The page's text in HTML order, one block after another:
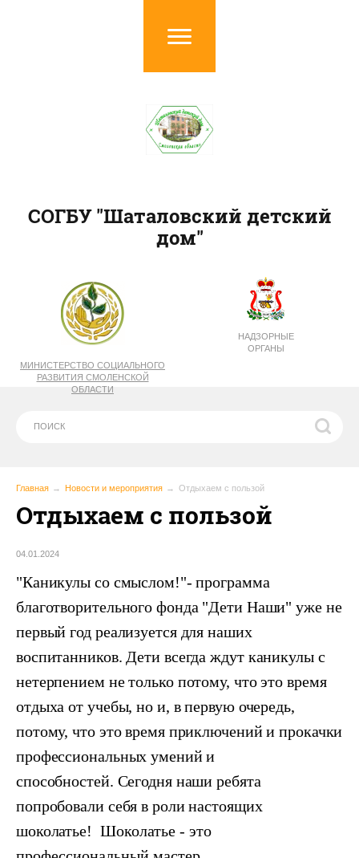
МИНИСТЕРСТВО СОЦИАЛЬНОГО
РАЗВИТИЯ СМОЛЕНСКОЙ
ОБЛАСТИ
НАДЗОРНЫЕ
ОРГАНЫ
СОГБУ "Шаталовский детский
дом"
Главная Новости и мероприятия Отдыхаем с пользой
Отдыхаем с пользой
04.01.2024
"Каникулы со смыслом!"- программа
благотворительного фонда "Дети Наши" уже не
первый год реализуется для наших
воспитанников. Дети всегда ждут каникулы с
нетерпением не только потому, что это время
отдыха от учебы, но и, в первую очередь,
потому, что это время приключений и прокачки
профессиональных умений и
способностей. Сегодня наши ребята
попробовали себя в роли настоящих
шоколатье! Шоколатье - это